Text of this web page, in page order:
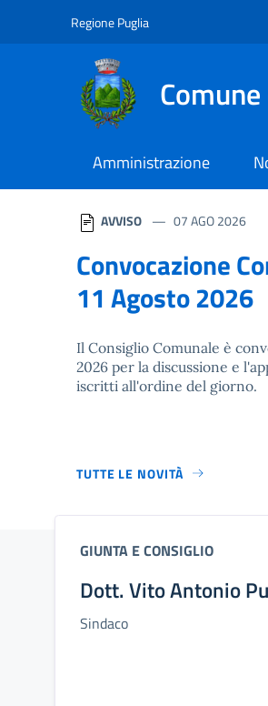
Navigazione
Salta al contenuto
Regione Puglia
Amministrazione
Homepage
AVVISO 07 AGO 2026
Convocazione
11 Agosto 2026
Il Consiglio Comunale è
2026 per la discussione e
iscritti all'ordine del giorno.
TUTTE LE NOVITÀ
GIUNTA E CONSIGLIO
Dott. Vito Antonio
Sindaco